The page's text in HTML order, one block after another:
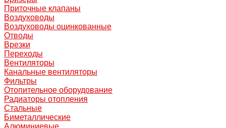
Приточные клапаны
Воздуховоды
Воздуховоды оцинкованные
Отводы
Врезки
Переходы
Вентиляторы
Канальные вентиляторы
Фильтры
Отопительное оборудование
Радиаторы отопления
Стальные
Биметаллические
Алюминиевые